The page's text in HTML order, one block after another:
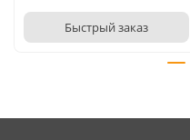
Быстрый заказ